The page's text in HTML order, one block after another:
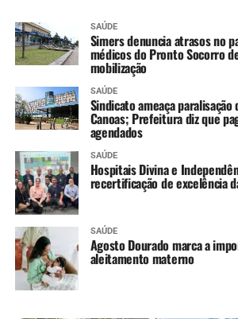
SAÚDE
Simers denuncia atrasos no
médicos do Pronto Socorro
mobilização
SAÚDE
Sindicato ameaça
Canoas; Prefeitura diz que
agendados
SAÚDE
Hospitais Divina e
recertificação de excelência
SAÚDE
Agosto Dourado marca a
aleitamento materno